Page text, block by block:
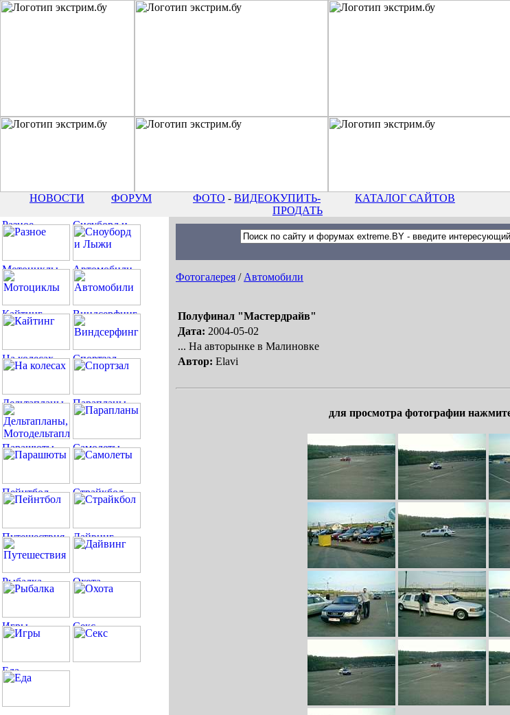
НОВОСТИ ФОРУМ ФОТО - ВИДЕОКУПИТЬ-
ПРОДАТЬ
КАТАЛОГ САЙТОВ
Фотогалерея / Автомобили
Полуфинал "Мастердрайв"
Дата: 2004-05-02
... На авторынке в Малиновке
Автор: Elavi
для просмотра фотографии